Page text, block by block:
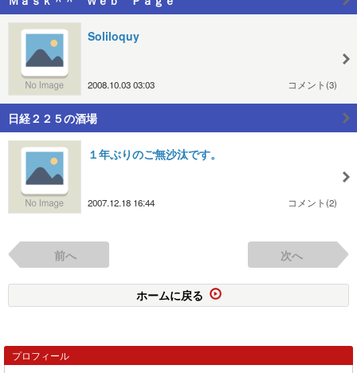
Soliloquy
2008.10.03 03:03 コメント(3)
日経２２５の酒場
１年ぶりのご無沙汰です。
2007.12.18 16:44 コメント(2)
前へ 次へ
ホームに戻る
プロフィール